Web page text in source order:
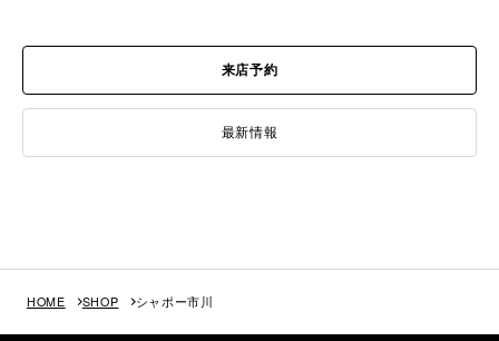
来店予約
最新情報
HOME SHOP シャポー市川